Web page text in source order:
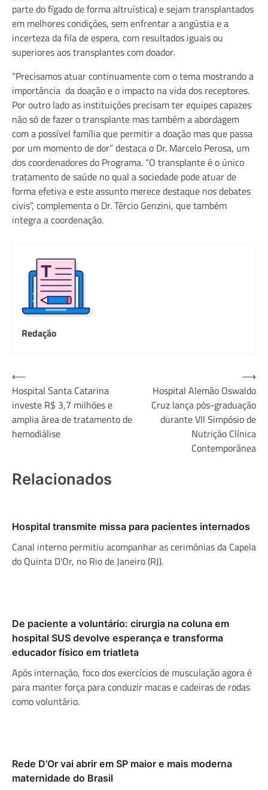
parte do fígado de forma altruística) e sejam transplantados
em melhores condições, sem enfrentar a angústia e a
incerteza da fila de espera, com resultados iguais ou
superiores aos transplantes com doador.
“Precisamos atuar continuamente com o tema mostrando a
importância da doação e o impacto na vida dos receptores.
Por outro lado as instituições precisam ter equipes capazes
não só de fazer o transplante mas também a abordagem
com a possível família que permitir a doação mas que passa
por um momento de dor” destaca o Dr. Marcelo Perosa, um
dos coordenadores do Programa. “O transplante é o único
tratamento de saúde no qual a sociedade pode atuar de
forma efetiva e este assunto merece destaque nos debates
civis”, complementa o Dr. Tércio Genzini, que também
integra a coordenação.
Redação
Navegação
de
Post
⟵
Hospital Santa Catarina
investe R$ 3,7 milhões e
amplia área de tratamento de
hemodiálise
Hospital Alemão Oswaldo
Cruz lança pós-graduação
durante VII Simpósio de
Nutrição Clínica
Contemporânea
⟶
Relacionados
Hospital transmite missa para pacientes internados
Canal interno permitiu acompanhar as cerimônias da Capela
do Quinta D’Or, no Rio de Janeiro (RJ).
De paciente a voluntário: cirurgia na coluna em
hospital SUS devolve esperança e transforma
educador físico em triatleta
Após internação, foco dos exercícios de musculação agora é
para manter força para conduzir macas e cadeiras de rodas
como voluntário.
Rede D’Or vai abrir em SP maior e mais moderna
maternidade do Brasil